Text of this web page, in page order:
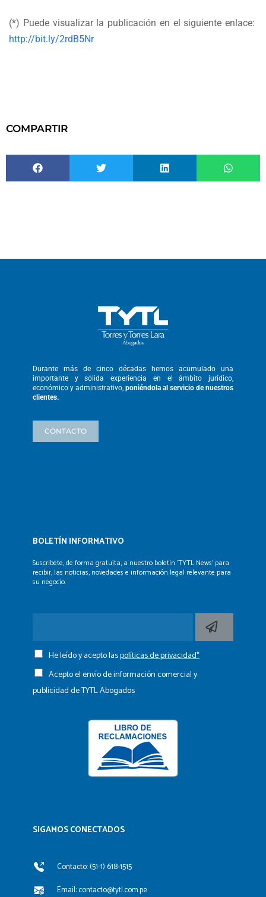
(*) Puede visualizar la publicación en el siguiente enlace:
http://bit.ly/2rdB5Nr
COMPARTIR
Durante más de cinco décadas hemos acumulado una
importante y sólidaexperiencia en el ámbito jurídico,
económico y administrativo, poniéndola al servicio de nuestros
clientes.
CONTACTO
BOLETÍN INFORMATIVO
Suscríbete, de forma gratuita, a nuestro boletín ‘TYTL News’ para
recibir, las noticias, novedades e información legal relevante para
su negocio.
He leído y acepto laspolíticas de privacidad*
Acepto el envío de información comercial y
publicidad de TYTL Abogados
SIGAMOS CONECTADOS​
Contacto: (51-1) 618-1515
Email: contacto@tytl.com.pe